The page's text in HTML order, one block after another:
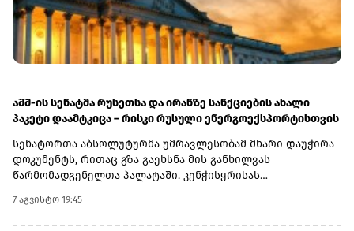
აშშ-ის სენატმა რუსეთსა და ირანზე სანქციების ახალი
პაკეტი დაამტკიცა – რისკი რუსული ენერგოექსპორტისთვის
სენატორთა აბსოლუტურმა უმრავლესობამ მხარი დაუჭირა
დოკუმენტს, რითაც გზა გაეხსნა მის განხილვას
წარმომადგენელთა პალატაში. კენჭისყრისას
წინააღმდეგ კანონპროექტზე, სახელწოდებით „ლინდსი ო.
გრემის 2026 წლის სანქციების აქტი რუსეთისა და ირანის
7 აგვისტო 19:45